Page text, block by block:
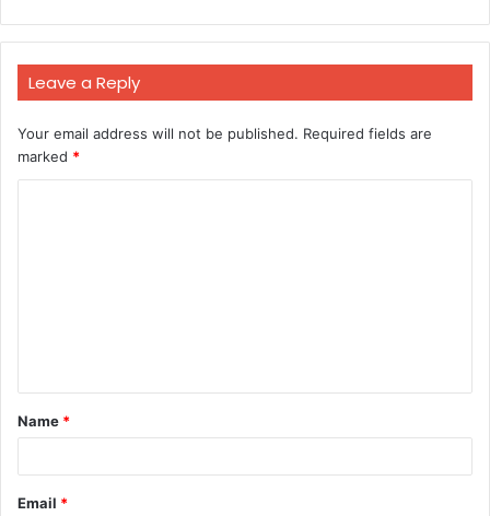
Leave a Reply
Your email address will not be published. Required fields are
marked *
t
*
Name *
Email *